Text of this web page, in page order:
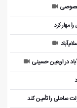
خصوصی
مهار کرد
در اربعین حسینی
ساحلی را تأمین کند